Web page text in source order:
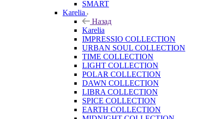
SMART
Karelia
Назад
Karelia
IMPRESSIO COLLECTION
URBAN SOUL COLLECTION
TIME COLLECTION
LIGHT COLLECTION
POLAR COLLECTION
DAWN COLLECTION
LIBRA COLLECTION
SPICE COLLECTION
EARTH COLLECTION